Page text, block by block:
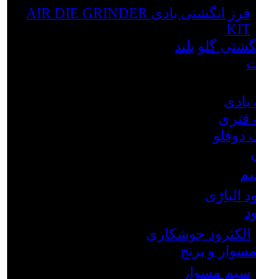
فرز انگشتی بادی AIR DIE GRINDER
KIT
گلو بلند
فنری
دوقلو
الیاژی
الکترود جوشکاری
و برنج
سیم مسوار